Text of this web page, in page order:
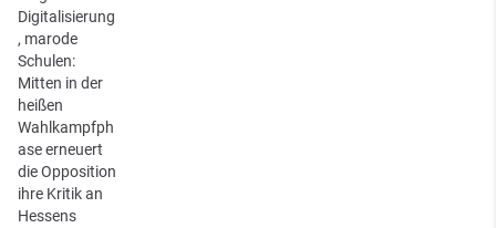
Digitalisierung
, marode
Schulen:
Mitten in der
heißen
Wahlkampfph
ase erneuert
die Opposition
ihre Kritik an
Hessens